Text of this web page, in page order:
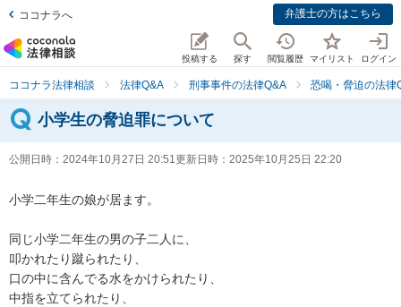
ココナラへ 弁護士の方はこちら
投稿する 探す 閲覧履歴 マイリスト ログイン
ココナラ法律相談 法律Q&A 刑事事件の法律Q&A 恐喝・脅迫の法律
小学生の脅迫罪について
公開日時： 2024年10月27日 20:51更新日時： 2025年10月25日 22:20
小学二年生の娘が居ます。
同じ小学二年生の男の子二人に、
叩かれたり蹴られたり、
口の中に含んでる水をかけられたり、
中指を立てられたり、